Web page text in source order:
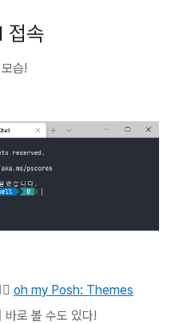
속
습!
oh my Posh: Themes
바로 볼 수도 있다!